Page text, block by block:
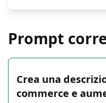
Prompt
Crea una
commerce e